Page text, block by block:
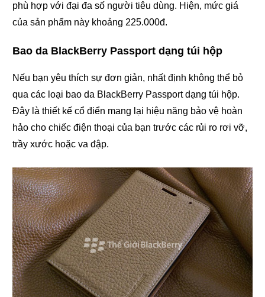
phù hợp với đại đa số người tiêu dùng. Hiện, mức giá
của sản phẩm này khoảng 225.000đ.
Bao da BlackBerry Passport dạng túi hộp
Nếu bạn yêu thích sự đơn giản, nhất định không thể bỏ
qua các loại bao da BlackBerry Passport dạng túi hộp.
Đây là thiết kế cổ điển mang lại hiệu năng bảo vệ hoàn
hảo cho chiếc điện thoại của bạn trước các rủi ro rơi vỡ,
trầy xước hoặc va đập.